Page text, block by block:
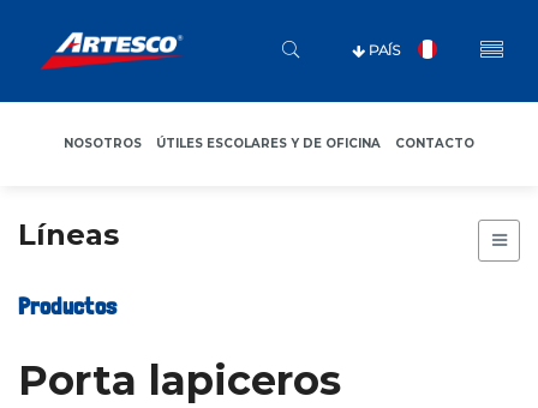
PAÍS
NOSOTROS ÚTILES ESCOLARES Y DE OFICINA CONTACTO
Líneas
Productos
Porta lapiceros